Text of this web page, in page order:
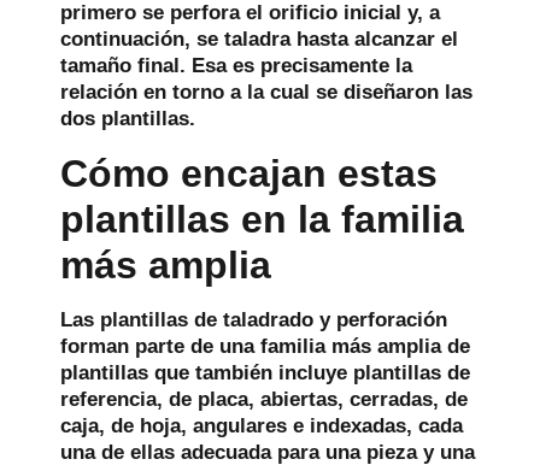
primero se perfora el orificio inicial y, a
continuación, se taladra hasta alcanzar el
tamaño final. Esa es precisamente la
relación en torno a la cual se diseñaron las
dos plantillas.
Cómo encajan estas
plantillas en la familia
más amplia
Las plantillas de taladrado y perforación
forman parte de una familia más amplia de
plantillas que también incluye plantillas de
referencia, de placa, abiertas, cerradas, de
caja, de hoja, angulares e indexadas, cada
una de ellas adecuada para una pieza y una